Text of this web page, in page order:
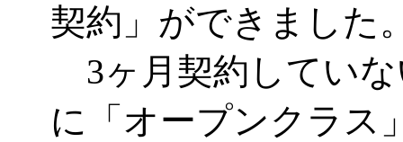
契約」ができました
3ヶ月契約してい
に「オープンクラス